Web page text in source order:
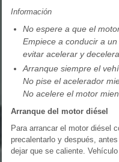
Información
No espere a que el
Empiece a conducir a
evitar acelerar y
Arranque siempre el
No pise el acelerador
No acelere el motor
Arranque del motor diésel
Para arrancar el motor diésel
precalentarlo y después,
dejar que se caliente.